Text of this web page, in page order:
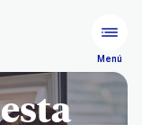
Menú